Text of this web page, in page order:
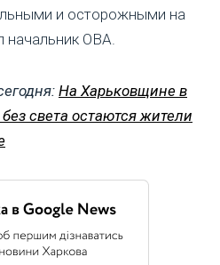
и осторожными на
начальник ОВА.
На Харьковщине в
без света остаются жители